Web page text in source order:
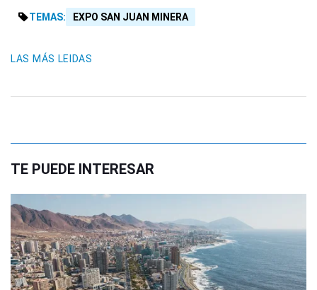
TEMAS: EXPO SAN JUAN MINERA
LAS MÁS LEIDAS
TE PUEDE INTERESAR